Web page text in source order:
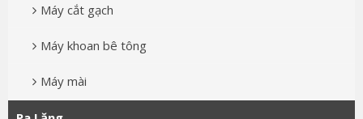
Máy cắt gạch
Máy khoan bê tông
Máy mài